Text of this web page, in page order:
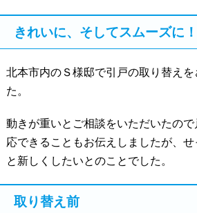
きれいに、そしてスムーズに！
北本市内のＳ様邸で引戸の取り替え
た。
動きが重いとご相談をいただいたの
応できることもお伝えしましたが、
と新しくしたいとのことでした。
取り替え前